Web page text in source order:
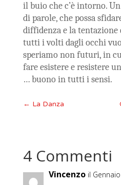
il buio che c’è intorno.
di parole, che possa
diffidenza e la
tutti i volti dagli occhi
speriamo non futuri, in
fare esistere e resistere
… buono in tutti i sensi.
← La Danza
4 Commenti
Vincenzo il